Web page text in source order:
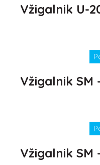
Vžigalnik U-
Vžigalnik SM
Vžigalnik SM